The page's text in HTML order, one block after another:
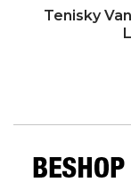
Tenisky